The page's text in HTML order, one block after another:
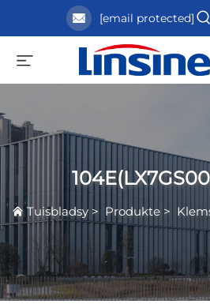
[email protected]
Tuisbladsy > Produkte >